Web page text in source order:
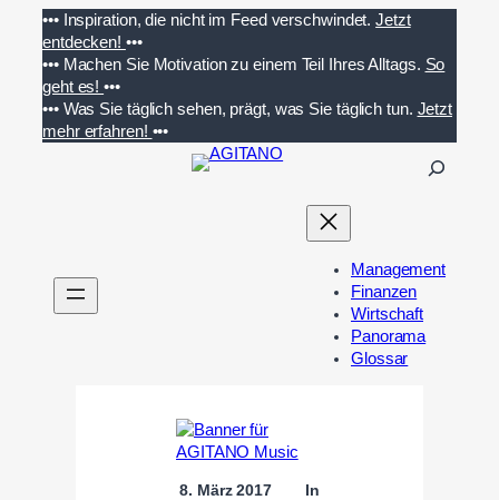
Inhalt
springen
••• Inspiration, die nicht im Feed verschwindet. Jetzt
entdecken! •••
••• Machen Sie Motivation zu einem Teil Ihres Alltags. So
geht es!•••
••• Was Sie täglich sehen, prägt, was Sie täglich tun. Jetzt
mehr erfahren! •••
n
Management
Finanzen
Wirtschaft
Panorama
Glossar
8. März 2017 In